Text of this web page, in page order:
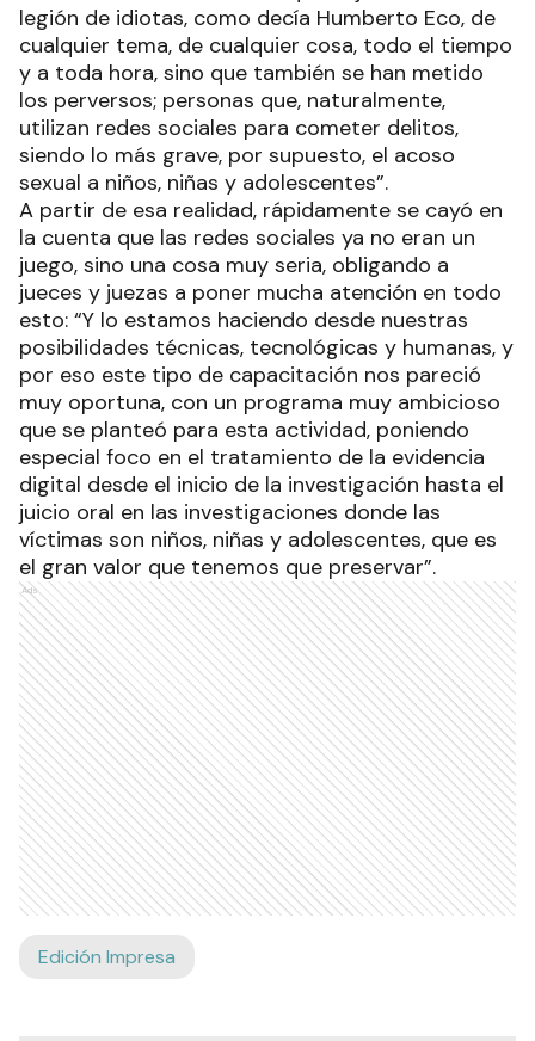
legión de idiotas, como decía Humberto Eco, de
cualquier tema, de cualquier cosa, todo el tiempo
y a toda hora, sino que también se han metido
los perversos; personas que, naturalmente,
utilizan redes sociales para cometer delitos,
siendo lo más grave, por supuesto, el acoso
sexual a niños, niñas y adolescentes”.
A partir de esa realidad, rápidamente se cayó en
la cuenta que las redes sociales ya no eran un
juego, sino una cosa muy seria, obligando a
jueces y juezas a poner mucha atención en todo
esto: “Y lo estamos haciendo desde nuestras
posibilidades técnicas, tecnológicas y humanas, y
por eso este tipo de capacitación nos pareció
muy oportuna, con un programa muy ambicioso
que se planteó para esta actividad, poniendo
especial foco en el tratamiento de la evidencia
digital desde el inicio de la investigación hasta el
juicio oral en las investigaciones donde las
víctimas son niños, niñas y adolescentes, que es
el gran valor que tenemos que preservar”.
Ads
Edición Impresa